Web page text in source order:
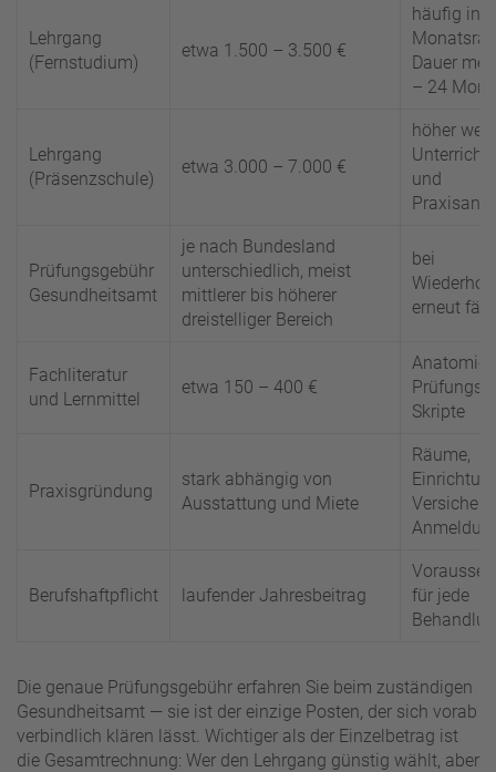
Lehrgang
(Fernstudium)
etwa 1.500 – 3.500 €
häufig in
Dauer
– 24
Lehrgang
(Präsenzschule)
etwa 3.000 – 7.000 €
höher
und
Prüfungsgebühr
Gesundheitsamt
je nach Bundesland
unterschiedlich, meist
mittlerer bis höherer
dreistelliger Bereich
bei
erneut
Fachliteratur
und Lernmittel
etwa 150 – 400 €
Skripte
Praxisgründung
stark abhängig von
Ausstattung und Miete
Räume,
Berufshaftpflicht laufender Jahresbeitrag
für jede
Die genaue Prüfungsgebühr erfahren Sie beim zuständigen
Gesundheitsamt — sie ist der einzige Posten, der sich vorab
verbindlich klären lässt. Wichtiger als der Einzelbetrag ist
die Gesamtrechnung: Wer den Lehrgang günstig wählt, aber